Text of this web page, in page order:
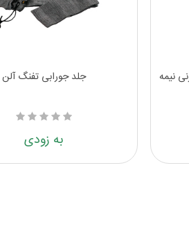
نیمه جلد جورابی تفنگ آلن
به زودی